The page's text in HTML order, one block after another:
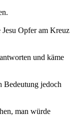
Opfer am Kreuz
und käme
Bedeutung jedoch
man würde